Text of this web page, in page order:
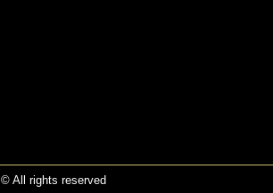
All rights reserved